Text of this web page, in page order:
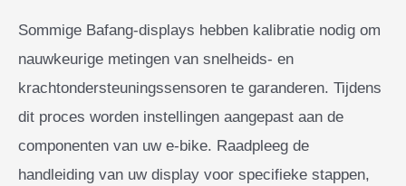
Sommige Bafang-displays hebben kalibratie nodig om
nauwkeurige metingen van snelheids- en
krachtondersteuningssensoren te garanderen. Tijdens
dit proces worden instellingen aangepast aan de
componenten van uw e-bike. Raadpleeg de
handleiding van uw display voor specifieke stappen,